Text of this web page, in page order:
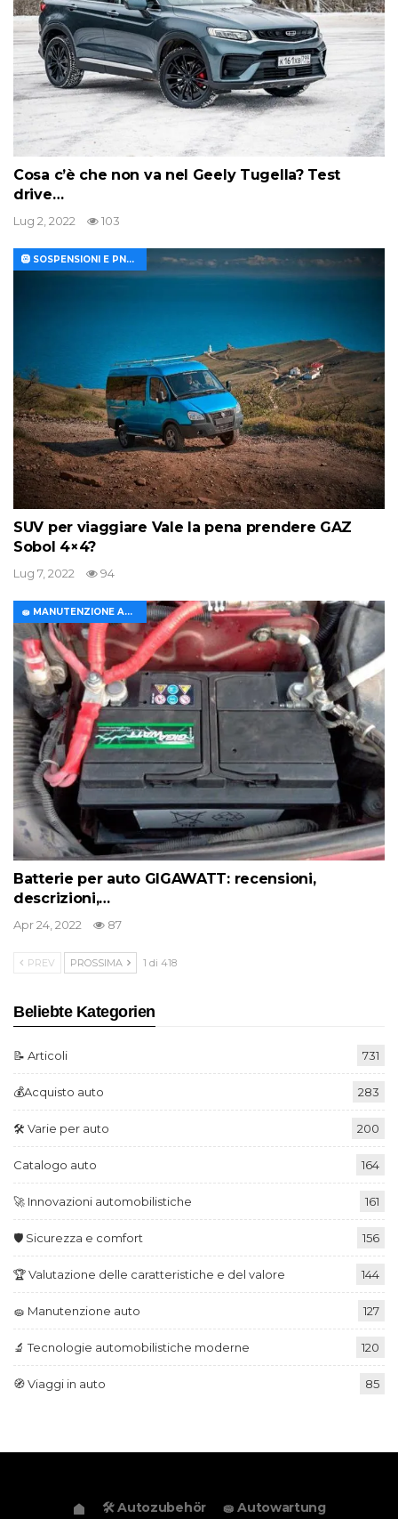
Cosa c’è che non va nel Geely Tugella? Test
drive…
Lug 2, 2022 103
🛞 SOSPENSIONI E PNEUMATICI
SUV per viaggiare Vale la pena prendere GAZ
Sobol 4×4?
Lug 7, 2022 94
🧽 MANUTENZIONE AUTO
Batterie per auto GIGAWATT: recensioni,
descrizioni,…
Apr 24, 2022 87
PREV PROSSIMA 1 di 418
Beliebte Kategorien
📝 Articoli 731
💰Acquisto auto 283
🛠️ Varie per auto 200
Catalogo auto 164
🚀 Innovazioni automobilistiche 161
🛡️ Sicurezza e comfort 156
🏆 Valutazione delle caratteristiche e del valore 144
🧽 Manutenzione auto 127
🔬 Tecnologie automobilistiche moderne 120
🧭 Viaggi in auto 85
🛠️ Autozubehör
🧽 Autowartung